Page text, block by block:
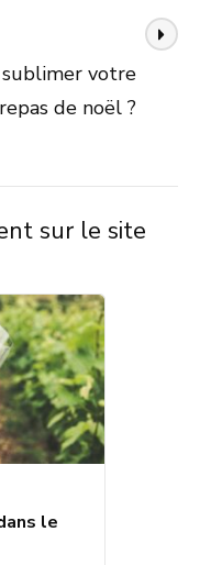
sublimer votre
repas de noël ?
sur le site
le